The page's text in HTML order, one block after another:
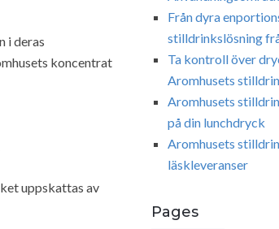
i deras
koncentrat
uppskattas av
Från dyra
stilldrinkslösning
Ta kontroll över
Aromhusets
Aromhusets
på din lunchdryck
Aromhusets
läskleveranser
Pages